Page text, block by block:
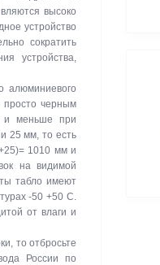
высоко
устройство
сократить
устройства,
алюминиевого
просто черным
и меньше при
25 мм, то есть
1010 мм и
на видимой
табло имеют
-50 +50 C.
от влаги и
то отбросьте
России по